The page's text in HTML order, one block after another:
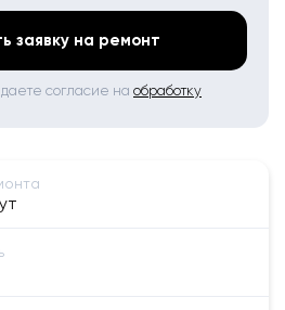
заявку на ремонт
согласие на обработку